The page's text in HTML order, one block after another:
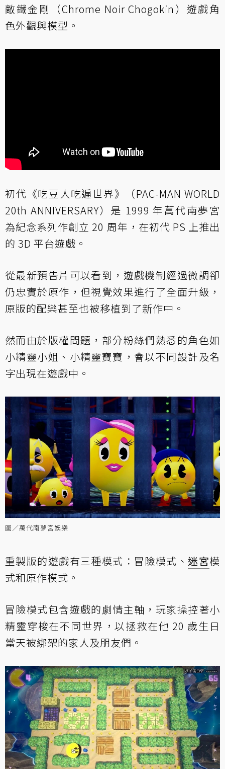
敵鐵金剛（Chrome Noir Chogokin）遊戲角
色外觀與模型。
初代《吃豆人吃遍世界》（PAC-MAN WORLD
20th ANNIVERSARY）是 1999 年萬代南夢宮
為紀念系列作創立 20 周年，在初代 PS 上推出
的 3D 平台遊戲。
從最新預告片可以看到，遊戲機制經過微調卻
仍忠實於原作，但視覺效果進行了全面升級，
原版的配樂甚至也被移植到了新作中。
然而由於版權問題，部分粉絲們熟悉的角色如
小精靈小姐、小精靈寶寶，會以不同設計及名
字出現在遊戲中。
圖／萬代南夢宮娛樂
重製版的遊戲有三種模式：冒險模式、 迷宮模
式和原作模式。
冒險模式包含遊戲的劇情主軸，玩家操控著小
精靈穿梭在不同世界，以拯救在他 20 歲生日
當天被綁架的家人及朋友們。